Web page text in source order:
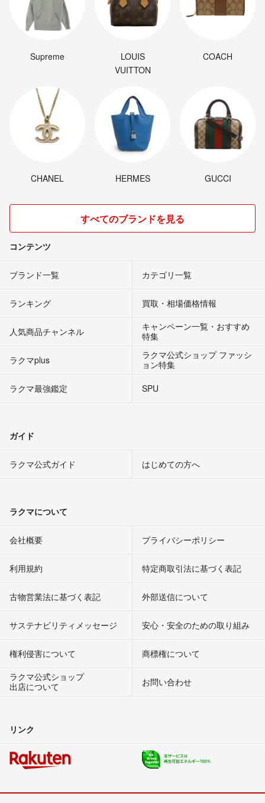
Supreme
LOUIS
VUITTON
COACH
CHANEL HERMES GUCCI
すべてのブランドを見る
コンテンツ
ブランド一覧 カテゴリ一覧
ランキング 買取・相場価格情報
人気商品チャンネル
キャンペーン一覧・おすすめ
特集
ラクマplus
ラクマ公式ショップ ファッシ
ョン特集
ラクマ最強鑑定
SPU
ガイド
ラクマ公式ガイド はじめての方へ
ラクマについて
会社概要 プライバシーポリシー
利用規約 特定商取引法に基づく表記
古物営業法に基づく表記 外部送信について
サステナビリティメッセージ 安心・安全のための取り組み
権利侵害について
商標権について
ラクマ公式ショップ
出店について
お問い合わせ
リンク